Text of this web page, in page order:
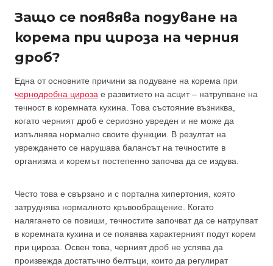
Защо се появява подуване на
корема при цироза на черния
дроб?
Една от основните причини за подуване на корема при
чернодробна цироза е развитието на асцит – натрупване на
течност в коремната кухина. Това състояние възниква,
когато черният дроб е сериозно увреден и не може да
изпълнява нормално своите функции. В резултат на
увреждането се нарушава балансът на течностите в
организма и коремът постепенно започва да се издува.
Често това е свързано и с портална хипертония, която
затруднява нормалното кръвообращение. Когато
налягането се повиши, течностите започват да се натрупват
в коремната кухина и се появява характерният подут корем
при цироза. Освен това, черният дроб не успява да
произвежда достатъчно белтъци, които да регулират